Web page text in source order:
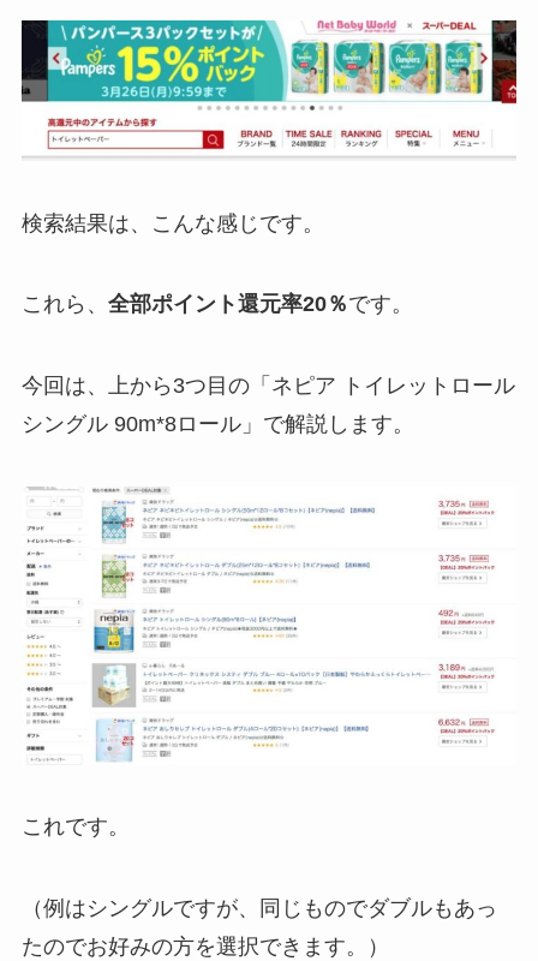
検索結果は、こんな感じです。
これら、 全部ポイント還元率20％です。
今回は、上から3つ目の「ネピア トイレットロール
シングル 90m*8ロール」で解説します。
これです。
（例はシングルですが、同じものでダブルもあっ
たのでお好みの方を選択できます。）